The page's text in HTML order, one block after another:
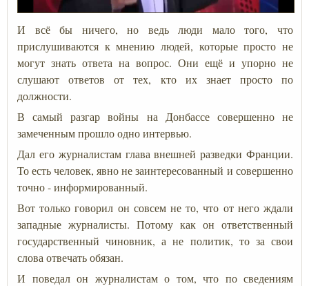
И всё бы ничего, но ведь люди мало того, что
прислушиваются к мнению людей, которые просто не
могут знать ответа на вопрос. Они ещё и упорно не
слушают ответов от тех, кто их знает просто по
должности.
В самый разгар войны на Донбассе совершенно не
замеченным прошло одно интервью.
Дал его журналистам глава внешней разведки Франции.
То есть человек, явно не заинтересованный и совершенно
точно - информированный.
Вот только говорил он совсем не то, что от него ждали
западные журналисты. Потому как он ответственный
государственный чиновник, а не политик, то за свои
слова отвечать обязан.
И поведал он журналистам о том, что по сведениям